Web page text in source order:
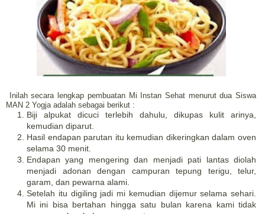
Inilah secara lengkap pembuatan Mi Instan Sehat menurut dua Siswa
MAN 2 Yogja adalah sebagai berikut :
Biji alpukat dicuci terlebih dahulu, dikupas kulit arinya,
kemudian diparut.
Hasil endapan parutan itu kemudian dikeringkan dalam oven
selama 30 menit.
Endapan yang mengering dan menjadi pati lantas diolah
menjadi adonan dengan campuran tepung terigu, telur,
garam, dan pewarna alami.
Setelah itu digiling jadi mi kemudian dijemur selama sehari.
Mi ini bisa bertahan hingga satu bulan karena kami tidak